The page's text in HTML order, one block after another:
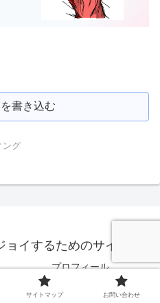
書き込む
ング
イするためのサイト
プロフィール
サイトマップ お問い合わせ